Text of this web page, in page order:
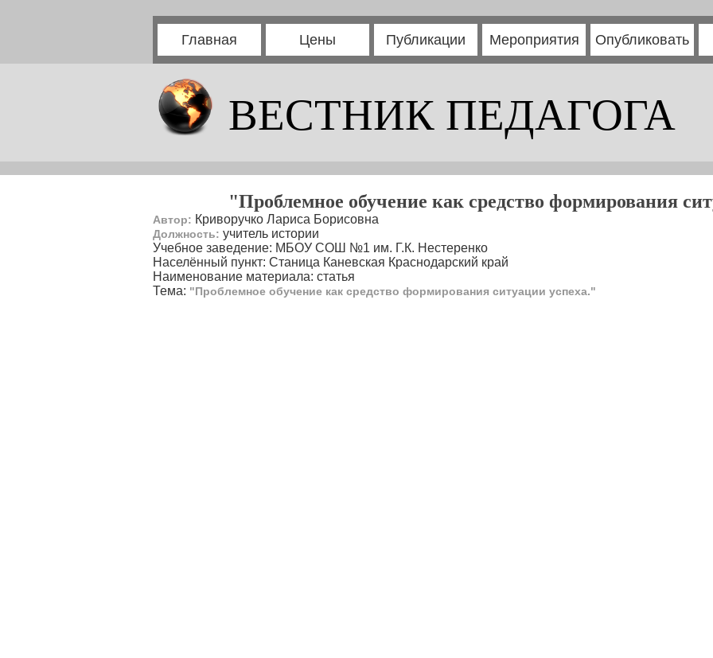
Главная Цены Публикации Мероприятия Опубликовать
ВЕСТНИК ПЕДАГОГА
"Проблемное обучение как средство формирования
Автор: Криворучко Лариса Борисовна
Должность: учитель истории
Учебное заведение: МБОУ СОШ №1 им. Г.К. Нестеренко
Населённый пункт: Станица Каневская Краснодарский край
Наименование материала: статья
Тема: "Проблемное обучение как средство формирования ситуации успеха."